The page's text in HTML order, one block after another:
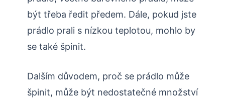
být třeba ředit předem. Dále, pokud jste
prádlo prali s nízkou teplotou, mohlo by
se také špinit.
Dalším důvodem, proč se prádlo může
špinit, může být nedostatečné množství